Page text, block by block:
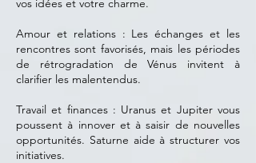
vos idées et votre charme.
Amour et relations : Les échanges et les
rencontres sont favorisés, mais les périodes
de rétrogradation de Vénus invitent à
clarifier les malentendus.
Travail et finances : Uranus et Jupiter vous
poussent à innover et à saisir de nouvelles
opportunités. Saturne aide à structurer vos
initiatives.